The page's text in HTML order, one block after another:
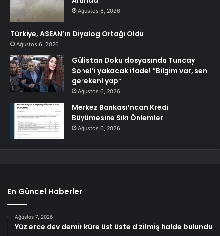
Ağustos 6, 2026
Türkiye, ASEAN’ın Diyalog Ortağı Oldu
Ağustos 6, 2026
Gülistan Doku dosyasında Tuncay
Sonel’i yakacak ifade! “Bilgim var, sen
gerekeni yap”
Ağustos 6, 2026
Merkez Bankası’ndan Kredi
Büyümesine Sıkı Önlemler
Ağustos 6, 2026
En Güncel Haberler
Ağustos 7, 2026
Yüzlerce dev demir küre üst üste dizilmiş halde bulundu